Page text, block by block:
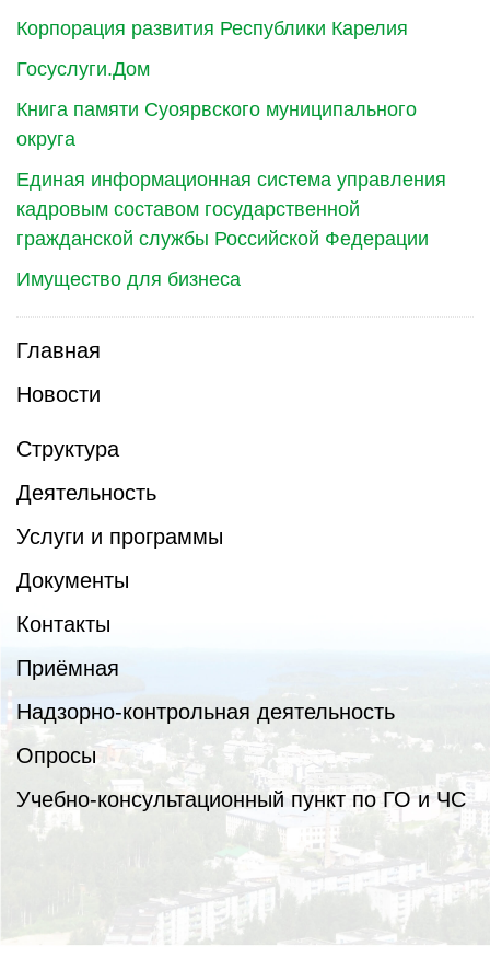
Корпорация развития Республики Карелия
Госуслуги.Дом
Книга памяти Суоярвского муниципального
округа
Единая информационная система управления
кадровым составом государственной
гражданской службы Российской Федерации
Имущество для бизнеса
Главная
Новости
Структура
Деятельность
Услуги и программы
Документы
Контакты
Приёмная
Надзорно-контрольная деятельность
Опросы
Учебно-консультационный пункт по ГО и ЧС